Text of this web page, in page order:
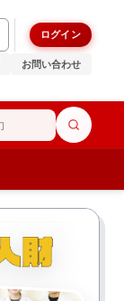
ログイン
お問い合わせ